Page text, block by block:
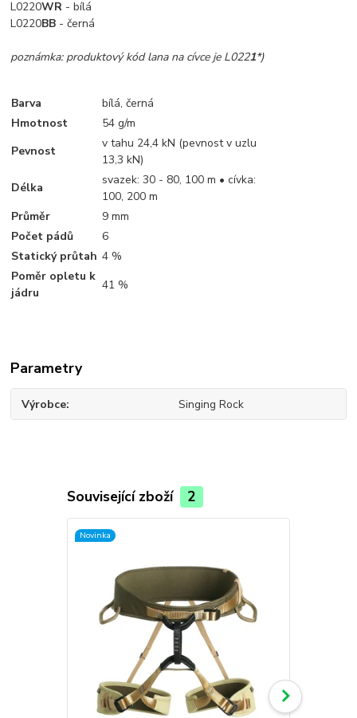
L0220WR - bílá
L0220BB - černá
poznámka: produktový kód lana na cívce je L0221*)
Barva
bílá, černá
Hmotnost
54 g/m
Pevnost
v tahu 24,4 kN (pevnost v uzlu
13,3 kN)
Délka
svazek: 30 - 80, 100 m • cívka:
100, 200 m
Průměr
9 mm
Počet pádů
6
Statický průtah 4 %
Poměr opletu k
jádru
41 %
Parametry
Výrobce Singing Rock
Související zboží 2
Novinka